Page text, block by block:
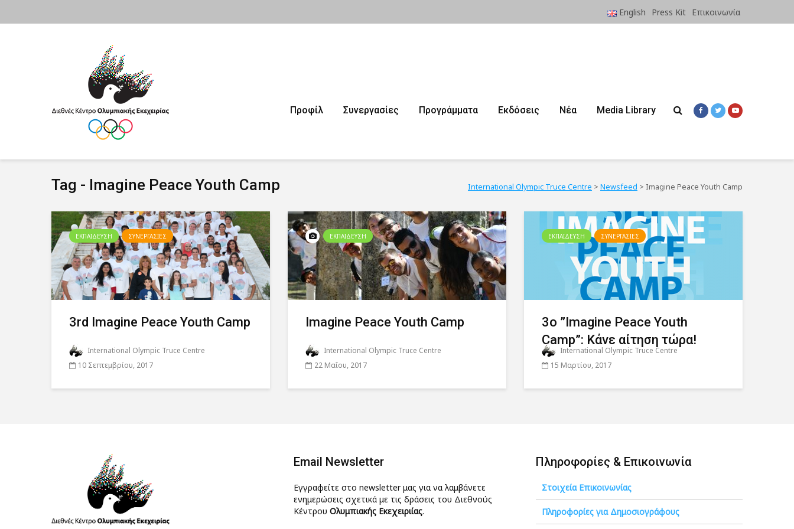
English Press Kit Επικοινωνία
Προφίλ Συνεργασίες Προγράμματα Εκδόσεις Νέα Media Library
Tag - Imagine Peace Youth Camp International Olympic Truce Centre > Newsfeed > Imagine Peace Youth Camp
ΕΚΠΑΙΔΕΥΣΗ ΣΥΝΕΡΓΑΣΙΕΣ
3rd Imagine Peace Youth Camp
International Olympic Truce Centre
10 Σεπτεμβρίου, 2017
ΕΚΠΑΙΔΕΥΣΗ
Imagine Peace Youth Camp
International Olympic Truce Centre
22 Μαΐου, 2017
ΕΚΠΑΙΔΕΥΣΗ ΣΥΝΕΡΓΑΣΙΕΣ
3o ”Imagine Peace Youth
Camp”: Κάνε αίτηση τώρα!
International Olympic Truce Centre
15 Μαρτίου, 2017
Email Newsletter
Εγγραφείτε στο newsletter μας για να λαμβάνετε
ενημερώσεις σχετικά με τις δράσεις του Διεθνούς
Κέντρου Ολυμπιακής Εκεχειριίας.
Πληροφορίες & Επικοινωνία
Στοιχεία Επικοινωνίας
Πληροφορίες για Δημοσιογράφους